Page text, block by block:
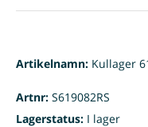
Artikelnamn: Kullager
Artnr: S619082RS
Lagerstatus: I lager